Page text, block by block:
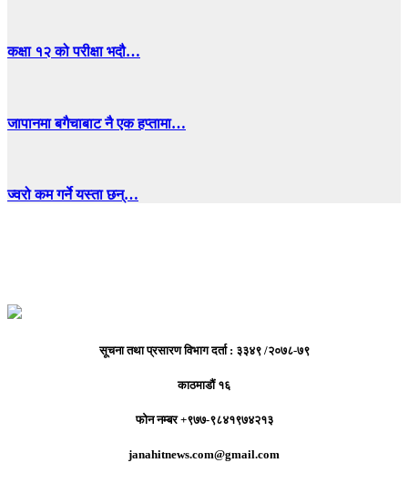
कक्षा १२ को परीक्षा भदौ…
जापानमा बगैचाबाट नै एक हप्तामा…
ज्वरो कम गर्ने यस्ता छन्…
सूचना तथा प्रसारण विभाग दर्ता : ३३४९ /२०७८-७९
काठमाडौं १६
फोन नम्बर +९७७-९८४१९७४२१३
janahitnews.com@gmail.com